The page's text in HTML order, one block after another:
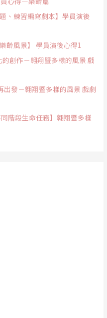
、練習編寫劇本】學員演後
齡風景】 學員演後心得1
創作－翱翔暨多樣的風景 戲
出發－翱翔暨多樣的風景 戲劇
階段生命任務】翱翔暨多樣